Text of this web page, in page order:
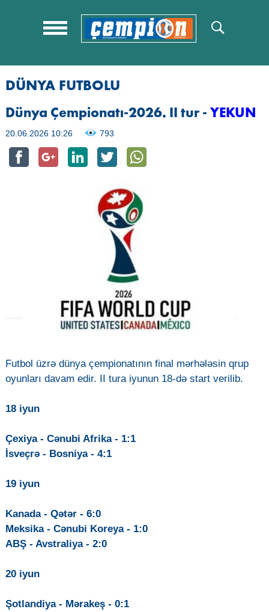
DÜNYA FUTBOLU
Dünya Çempionatı-2026. II tur - YEKUN
20.06.2026 10:26 793
Futbol üzrə dünya çempionatının final mərhələsin qrup
oyunları davam edir. II tura iyunun 18-də start verilib.
18 iyun
Çexiya - Cənubi Afrika - 1:1
İsveçrə - Bosniya - 4:1
19 iyun
Kanada - Qətər - 6:0
Meksika - Cənubi Koreya - 1:0
ABŞ - Avstraliya - 2:0
20 iyun
Şotlandiya - Mərakeş - 0:1